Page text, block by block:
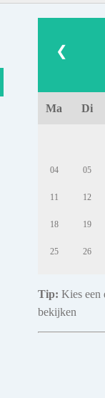
❮
Ma Di
04 05
11 12
18 19
25 26
Tip: Kies een
bekijken